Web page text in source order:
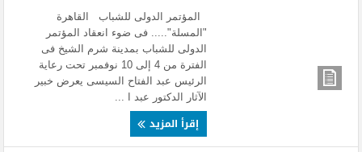
المؤتمر الدولى للشباب القاهرة
"المسلة"..... فى ضوء انعقاد المؤتمر
الدولى للشباب بمدينة شرم الشيخ فى
الفترة من 4 إلى 10 نوفمبر تحت رعاية
الرئيس عبد الفتاح السيسى يعرض خبير
الآثار الدكتور عبد ا ...
إقرأ المزيد